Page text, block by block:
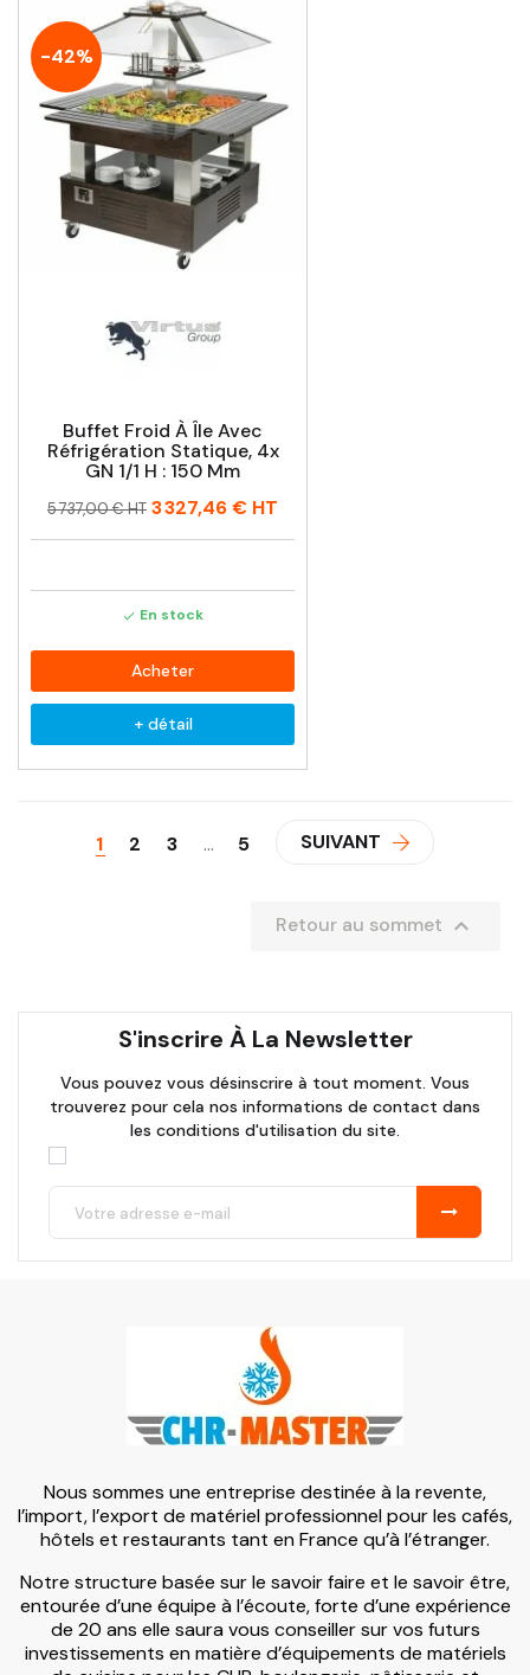
-42%
Buffet Froid À Île Avec
Réfrigération Statique, 4x
GN 1/1 H : 150 Mm
Prix
Prix
5 737,00 € HT 3 327,46 € HT
 En stock
Acheter
+ détail
1 2 3 … 5 SUIVANT
Retour au sommet 
S'inscrire À La Newsletter
Vous pouvez vous désinscrire à tout moment. Vous
trouverez pour cela nos informations de contact dans
les conditions d'utilisation du site.
Nous sommes une entreprise destinée à la revente,
l’import, l’export de matériel professionnel pour les cafés,
hôtels et restaurants tant en France qu’à l’étranger.
Notre structure basée sur le savoir faire et le savoir être,
entourée d’une équipe à l’écoute, forte d’une expérience
de 20 ans elle saura vous conseiller sur vos futurs
investissements en matière d’équipements de matériels